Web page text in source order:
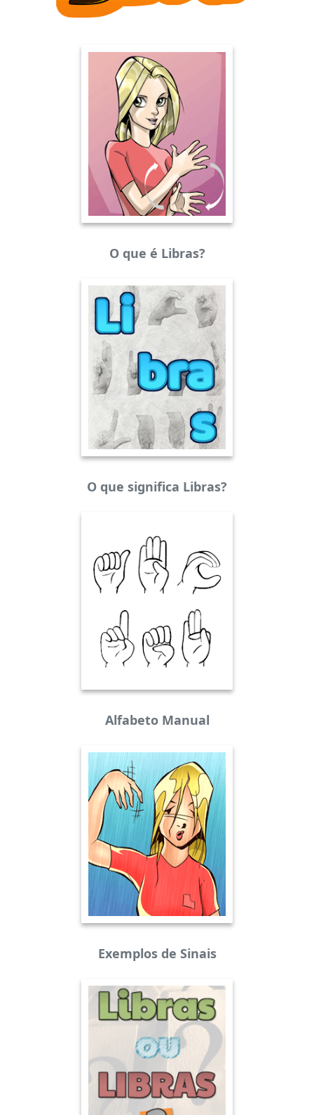
O que é Libras?
O que significa Libras?
Alfabeto Manual
Exemplos de Sinais